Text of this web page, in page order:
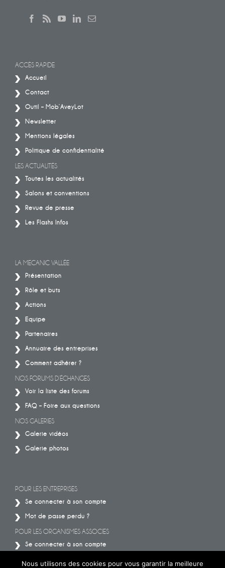
ACCÈS RAPIDE
Accueil
Contact
Outil – Mob’AveyLot
Newsletter
Mentions légales
Politique de confidentialité
LES ACTUALITÉS
Toutes les actualités
Salons et conventions
Revue de presse
Les Flashs Infos
LA MECANIC VALLÉE
Présentation
Rôle et buts
Actions
Equipe
Partenaires
Annuaire des entreprises
Comment adhérer ?
NOS FORUMS D’ÉCHANGES
Voir la liste des forums
FAQ – Foire aux questions
NOS GALERIES
Galerie vidéos
Galerie photos
POUR LES ENTREPRISES
Se connecter à son compte
Mot de passe perdu ?
POUR LES ORGANISMES ASSOCIES
Se connecter à son compte
Nous utilisons des cookies pour vous garantir la meilleure